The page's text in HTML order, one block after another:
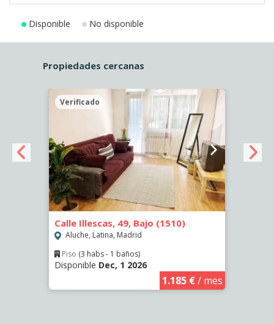
Disponible No disponible
Propiedades cercanas
Verificado
Calle Illescas, 49, Bajo (1510)
Aluche, Latina, Madrid
Piso (3 habs - 1 baños)
Disponible Dec, 1 2026
1.185 €/ mes